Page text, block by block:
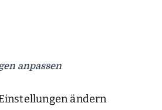
anpassen
ändern